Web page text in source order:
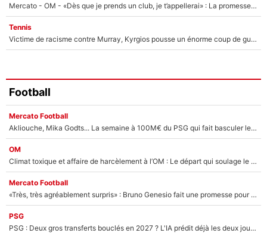
Mercato - OM - «Dès que je prends un club, je t’appellerai» : La promesse de Marcelino au moment de claquer la porte
Tennis
Victime de racisme contre Murray, Kyrgios pousse un énorme coup de gueule !
Football
Mercato Football
Akliouche, Mika Godts... La semaine à 100M€ du PSG qui fait basculer le mercato du PSG !
OM
Climat toxique et affaire de harcèlement à l’OM : Le départ qui soulage le vestiaire de Bruno Genesio
Mercato Football
«Très, très agréablement surpris» : Bruno Genesio fait une promesse pour la suite du mercato de l’OM et rassure les supporters
PSG
PSG : Deux gros transferts bouclés en 2027 ? L'IA prédit déjà les deux joueurs qui pourraient rejoindre Luis Enrique !